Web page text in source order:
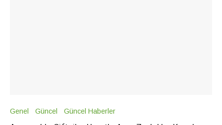
Genel Güncel Güncel Haberler